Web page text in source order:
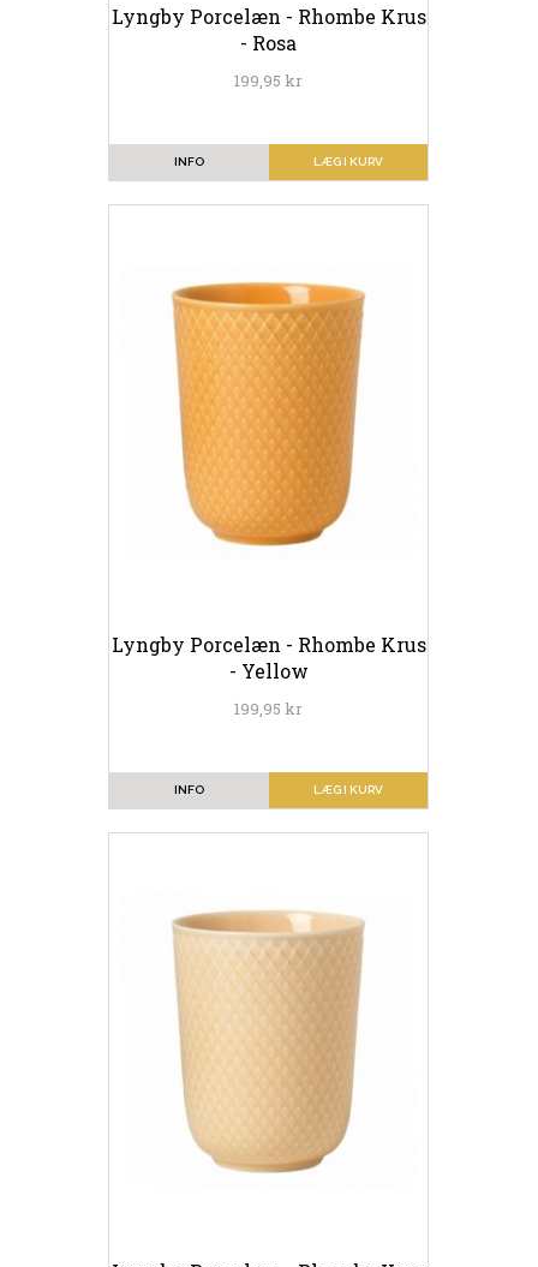
Lyngby Porcelæn - Rhombe Krus
- Rosa
199,95 kr
LÆG I KURV
INFO
Lyngby Porcelæn - Rhombe Krus
- Yellow
199,95 kr
LÆG I KURV
INFO